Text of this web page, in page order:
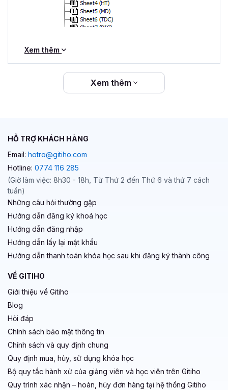
chưa biết học VBA ở đâu ngay cả khi bạn mới bắt đầu làm
quen với công cụ này hoặc muốn học nâng cao hơn.
Xem thêm
Xem thêm
HỖ TRỢ KHÁCH HÀNG
Email: hotro@gitiho.com
Hotline: 0774 116 285
(Giờ làm việc: 8h30 - 18h, Từ Thứ 2 đến Thứ 6 và thứ 7 cách
tuần)
Những câu hỏi thường gặp
Hướng dẫn đăng ký khoá học
Hướng dẫn đăng nhập
Hướng dẫn lấy lại mật khẩu
Hướng dẫn thanh toán khóa học sau khi đăng ký thành công
VỀ GITIHO
Giới thiệu về Gitiho
Blog
Hỏi đáp
Chính sách bảo mật thông tin
Chính sách và quy định chung
Quy định mua, hủy, sử dụng khóa học
Bộ quy tắc hành xử của giảng viên và học viên trên Gitiho
Quy trình xác nhận – hoàn, hủy đơn hàng tại hệ thống Gitiho